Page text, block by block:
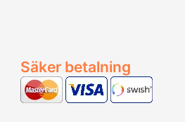
Säker betalning